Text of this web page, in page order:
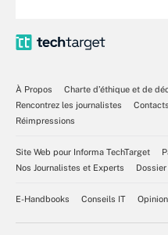
À Propos
Charte d’éthique et de
Rencontrez les journalistes
Contacts
Réimpressions
Site Web pour Informa TechTarget
Nos Journalistes et Experts
E-Handbooks Conseils IT